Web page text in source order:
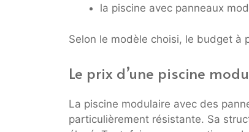
la piscine avec panneaux
Selon le modèle choisi, le budget à
Le prix d’une piscine
La piscine modulaire avec des
particulièrement résistante. Sa